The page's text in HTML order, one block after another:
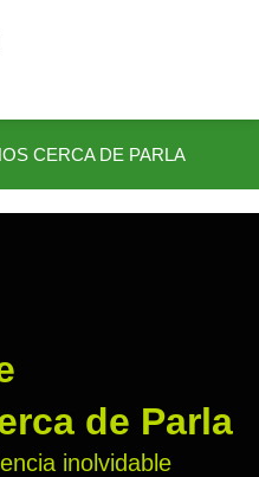
CERCA DE PARLA
de Parla
inolvidable